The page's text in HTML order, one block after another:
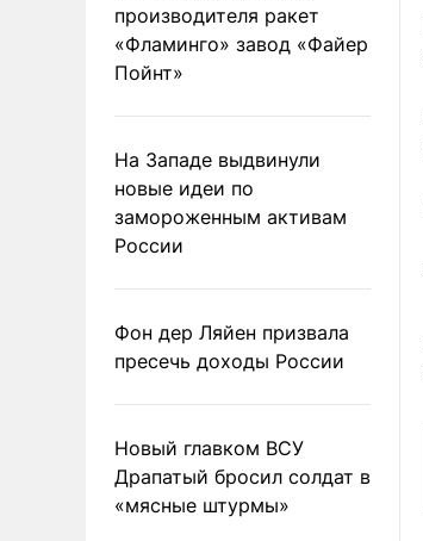
производителя ракет
«Фламинго» завод «Файер
Пойнт»
На Западе выдвинули
новые идеи по
замороженным активам
России
Фон дер Ляйен призвала
пресечь доходы России
Новый главком ВСУ
Драпатый бросил солдат в
«мясные штурмы»